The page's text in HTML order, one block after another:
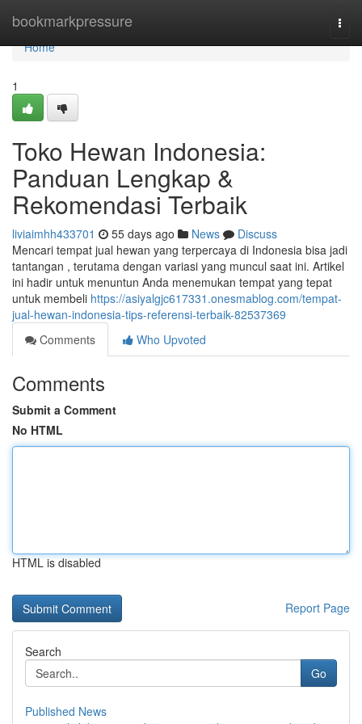
bookmarkpressure
Home
Home
1
Toko Hewan Indonesia:
Panduan Lengkap &
Rekomendasi Terbaik
liviaimhh433701 55 days ago News
Discuss
Mencari tempat jual hewan yang terpercaya di Indonesia bisa jadi
tantangan , terutama dengan variasi yang muncul saat ini. Artikel
ini hadir untuk menuntun Anda menemukan tempat yang tepat
untuk membeli https://asiyalgjc617331.onesmablog.com/tempat-
jual-hewan-indonesia-tips-referensi-terbaik-82537369
Comments
Who Upvoted
Comments
Submit a Comment
No HTML
HTML is disabled
Report Page
Search
Go
Published News